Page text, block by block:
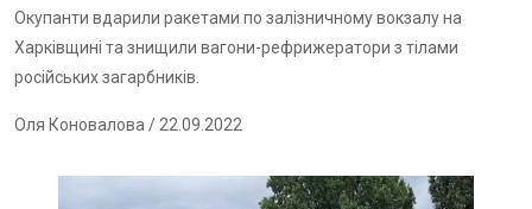
Окупанти вдарили ракетами по залізничному вокзалу на
Харківщині та знищили вагони-рефрижератори з тілами
російських загарбників.
Оля Коновалова / 22.09.2022